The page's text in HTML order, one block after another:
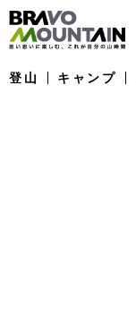
登山 キャンプ